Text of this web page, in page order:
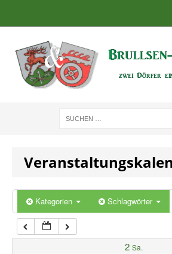
Kategorien Schlagwörter
2 Sa.
2:00
5:00
7:00